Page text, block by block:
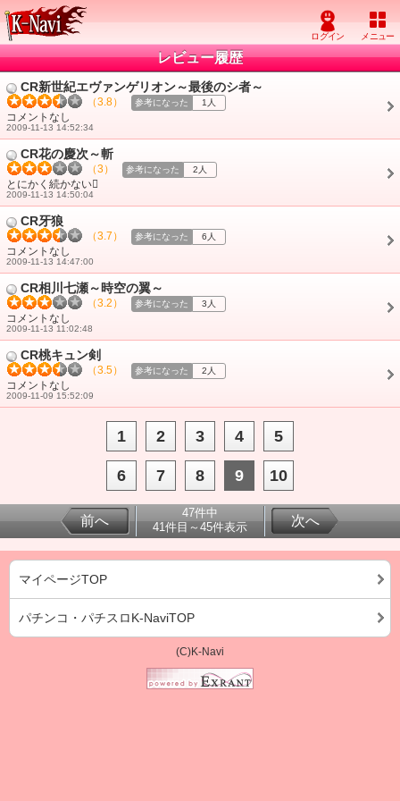
レビュー履歴
CR新世紀エヴァンゲリオン～最後のシ者～
（3.8） 参考になった 1人
コメントなし
2009-11-13 14:52:34
CR花の慶次～斬
（3） 参考になった 2人
とにかく続かない
2009-11-13 14:50:04
CR牙狼
（3.7） 参考になった 6人
コメントなし
2009-11-13 14:47:00
CR相川七瀬～時空の翼～
（3.2） 参考になった 3人
コメントなし
2009-11-13 11:02:48
CR桃キュン剣
（3.5） 参考になった 2人
コメントなし
2009-11-09 15:52:09
1 2 3 4 5
6 7 8 9 10
前へ
47件中
41件目～45件表示
次へ
マイページTOP
パチンコ・パチスロK-NaviTOP
(C)K-Navi